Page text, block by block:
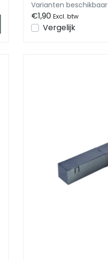
Varianten beschikbaar
€1,90 Excl. btw
Vergelijk